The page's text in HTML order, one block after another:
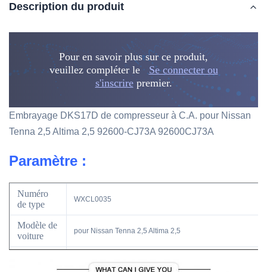
Description du produit
Pour en savoir plus sur ce produit,
veuillez compléter le
Se connecter ou
s'inscrire premier.
Embrayage DKS17D de compresseur à C.A. pour Nissan
Tenna 2,5 Altima 2,5 92600-CJ73A 92600CJ73A
Paramètre :
Numéro
de type
WXCL0035
Modèle de
voiture
pour Nissan Tenna 2,5 Altima 2,5